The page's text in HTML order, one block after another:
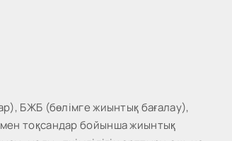
БЖБ (бөлімге жиынтық бағалау),
тоқсандар бойынша жиынтық